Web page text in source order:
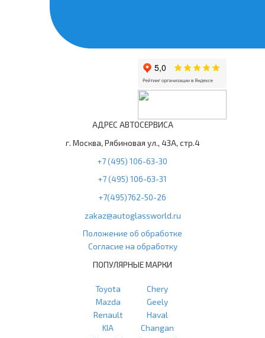
АДРЕС АВТОСЕРВИСА
г. Москва, Рябиновая ул., 43А, стр.4
+7 (495) 106-63-30
+7 (495) 106-63-31
+7(495)762-50-26
zakaz@autoglassworld.ru
Положение об обработке
Согласие на обработку
ПОПУЛЯРНЫЕ МАРКИ
Toyota
Mazda
Renault
KIA
Chery
Geely
Haval
Changan